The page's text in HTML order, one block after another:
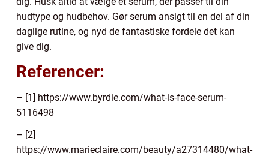
hudtype og hudbehov. Gør serum ansigt til en del af din
daglige rutine, og nyd de fantastiske fordele det kan
give dig.
Referencer:
– [1] https://www.byrdie.com/what-is-face-serum-
5116498
– [2]
https://www.marieclaire.com/beauty/a27314480/what-